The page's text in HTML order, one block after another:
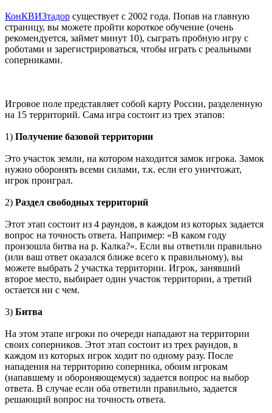
КонКВИЗтадор существует с 2002 года. Попав на главную
страницу, вы можете пройти короткое обучение (очень
рекомендуется, займет минут 10), сыграть пробную игру с
роботами и зарегистрироваться, чтобы играть с реальными
соперниками.
Игровое поле представляет собой карту России, разделенную
на 15 территорий. Сама игра состоит из трех этапов:
1) Получение базовой территории
Это участок земли, на котором находится замок игрока. Замок
нужно оборонять всеми силами, т.к. если его уничтожат,
игрок проиграл.
2) Раздел свободных территорий
Этот этап состоит из 4 раундов, в каждом из которых задается
вопрос на точность ответа. Например: «В каком году
произошла битва на р. Калка?». Если вы ответили правильно
(или ваш ответ оказался ближе всего к правильному), вы
можете выбрать 2 участка территории. Игрок, занявший
второе место, выбирает один участок территории, а третий
остается ни с чем.
3) Битва
На этом этапе игроки по очереди нападают на территории
своих соперников. Этот этап состоит из трех раундов, в
каждом из которых игрок ходит по одному разу. После
нападения на территорию соперника, обоим игрокам
(напавшему и обороняющемуся) задается вопрос на выбор
ответа. В случае если оба ответили правильно, задается
решающий вопрос на точность ответа.